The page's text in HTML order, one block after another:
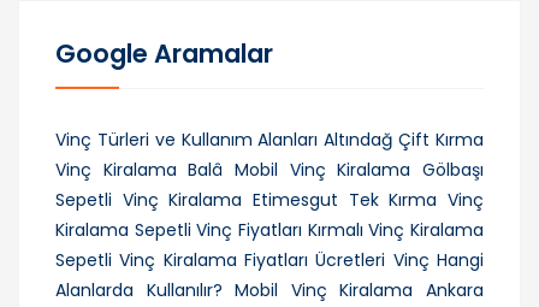
Google Aramalar
Vinç Türleri ve Kullanım Alanları Altındağ Çift Kırma
Vinç Kiralama Balâ Mobil Vinç Kiralama Gölbaşı
Sepetli Vinç Kiralama Etimesgut Tek Kırma Vinç
Kiralama Sepetli Vinç Fiyatları Kırmalı Vinç Kiralama
Sepetli Vinç Kiralama Fiyatları Ücretleri Vinç Hangi
Alanlarda Kullanılır? Mobil Vinç Kiralama Ankara